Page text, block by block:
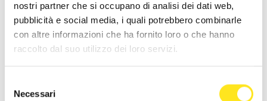
nostri partner che si occupano di analisi dei dati web,
pubblicità e social media, i quali potrebbero combinarle
con altre informazioni che ha fornito loro o che hanno
raccolto dal suo utilizzo dei loro servizi.
delNecessari